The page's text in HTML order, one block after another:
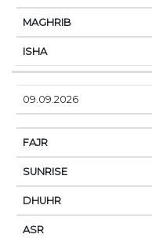
09.09.2026